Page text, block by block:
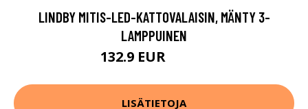
LINDBY MITIS-LED-KATTOVALAISIN, MÄNTY 3-
LAMPPUINEN
132.9 EUR
LISÄTIETOJA